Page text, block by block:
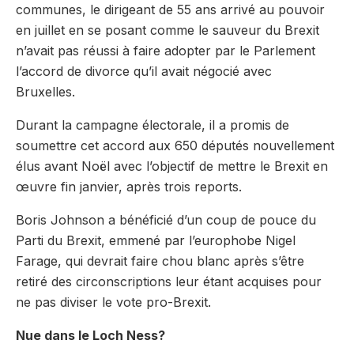
communes, le dirigeant de 55 ans arrivé au pouvoir
en juillet en se posant comme le sauveur du Brexit
n’avait pas réussi à faire adopter par le Parlement
l’accord de divorce qu’il avait négocié avec
Bruxelles.
Durant la campagne électorale, il a promis de
soumettre cet accord aux 650 députés nouvellement
élus avant Noël avec l’objectif de mettre le Brexit en
œuvre fin janvier, après trois reports.
Boris Johnson a bénéficié d’un coup de pouce du
Parti du Brexit, emmené par l’europhobe Nigel
Farage, qui devrait faire chou blanc après s’être
retiré des circonscriptions leur étant acquises pour
ne pas diviser le vote pro-Brexit.
Nue dans le Loch Ness?